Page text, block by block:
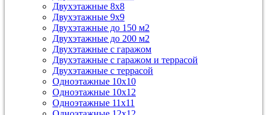
Двухэтажные 8х8
Двухэтажные 9х9
Двухэтажные до 150 м2
Двухэтажные до 200 м2
Двухэтажные с гаражом
Двухэтажные с гаражом и террасой
Двухэтажные с террасой
Одноэтажные 10х10
Одноэтажные 10х12
Одноэтажные 11х11